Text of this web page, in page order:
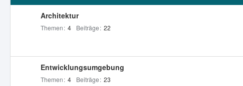
Architektur
Themen 4 Beiträge 22
Entwicklungsumgebung
Themen 4 Beiträge 23